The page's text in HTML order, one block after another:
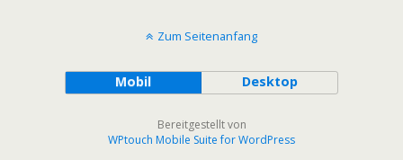
Zum Seitenanfang
Mobil Desktop
Bereitgestellt von
WPtouch Mobile Suite for WordPress